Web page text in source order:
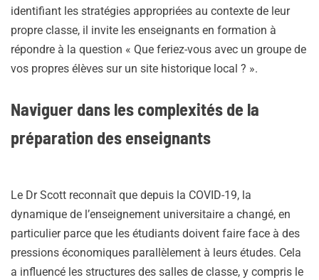
identifiant les stratégies appropriées au contexte de leur
propre classe, il invite les enseignants en formation à
répondre à la question « Que feriez-vous avec un groupe de
vos propres élèves sur un site historique local ? ».
Naviguer dans les complexités de la
préparation des enseignants
Le Dr Scott reconnaît que depuis la COVID-19, la
dynamique de l’enseignement universitaire a changé, en
particulier parce que les étudiants doivent faire face à des
pressions économiques parallèlement à leurs études. Cela
a influencé les structures des salles de classe, y compris le